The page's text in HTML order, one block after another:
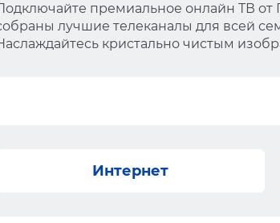
премиальное онлайн ТВ от
лучшие телеканалы для всей
кристально чистым
Интернет